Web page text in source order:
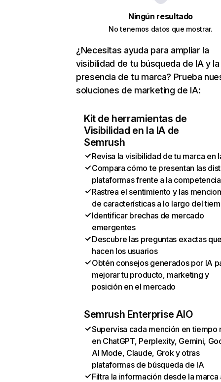
Ningún resultado
No tenemos datos que mostrar.
¿Necesitas ayuda para ampliar la
visibilidad de tu búsqueda de IA y la
presencia de tu marca? Prueba
soluciones de marketing de IA:
Kit de herramientas de
Visibilidad en la IA de
Semrush
Revisa la visibilidad de tu marca en
Compara cómo te presentan las
plataformas frente a la competencia
Rastrea el sentimiento y las
de características a lo largo del
Identificar brechas de mercado
emergentes
Descubre las preguntas exactas
hacen los usuarios
Obtén consejos generados por IA
mejorar tu producto, marketing y
posición en el mercado
Semrush Enterprise AIO
Supervisa cada mención en tiempo
en ChatGPT, Perplexity, Gemini,
AI Mode, Claude, Grok y otras
plataformas de búsqueda de IA
Filtra la información desde la marca